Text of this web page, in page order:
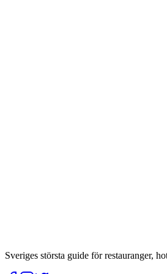
Sveriges största guide för restauranger,